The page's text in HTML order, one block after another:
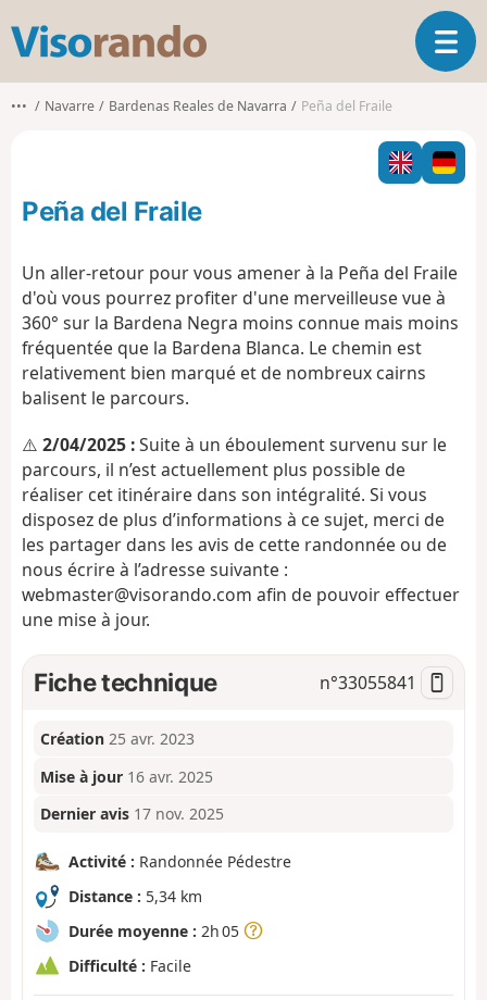
s
o
O
u
i
r
l
v
g
n
••• Navarre Bardenas Reales de Navarra Peña del Fraile
Peña del Fraile
Un aller-retour pour vous amener à la Peña del Fraile
d'où vous pourrez profiter d'une merveilleuse vue à
360° sur la Bardena Negra moins connue mais moins
fréquentée que la Bardena Blanca. Le chemin est
relativement bien marqué et de nombreux cairns
balisent le parcours.
⚠️ 2/04/2025 :Suite à un éboulement survenu sur le
parcours, il n’est actuellement plus possible de
réaliser cet itinéraire dans son intégralité. Si vous
disposez de plus d’informations à ce sujet, merci de
les partager dans les avis de cette randonnée ou de
nous écrire à l’adresse suivante :
webmaster@visorando.com afin de pouvoir effectuer
une mise à jour.
Fiche technique n°33055841
Création 25 avr. 2023
Mise à jour 16 avr. 2025
Dernier avis 17 nov. 2025
Activité : Randonnée Pédestre
Distance : 5,34 km
Durée moyenne : 2h 05
Difficulté : Facile